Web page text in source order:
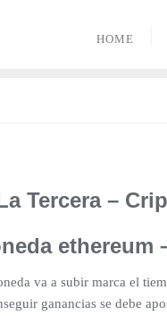
HOME
Tercera –
va a subir marca el
ganancias se debe